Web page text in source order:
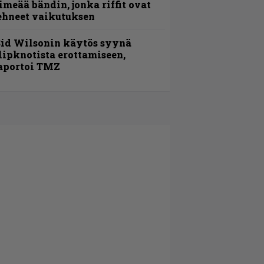
bändin, jonka riffit ovat
vaikutuksen
Wilsonin käytös syynä
erottamiseen,
TMZ